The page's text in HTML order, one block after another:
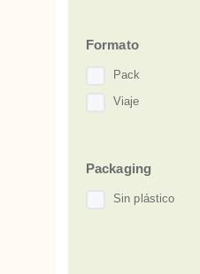
Formato
Pack
Viaje
Packaging
Sin plástico